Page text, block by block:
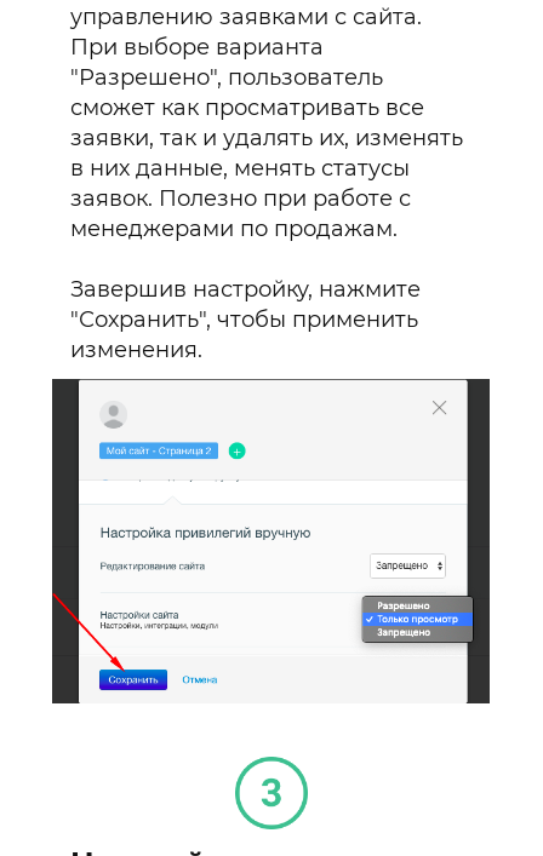
управлению заявками с сайта.
При выборе варианта
"Разрешено", пользователь
сможет как просматривать все
заявки, так и удалять их, изменять
в них данные, менять статусы
заявок. Полезно при работе с
менеджерами по продажам.
Завершив настройку, нажмите
"Сохранить", чтобы применить
изменения.